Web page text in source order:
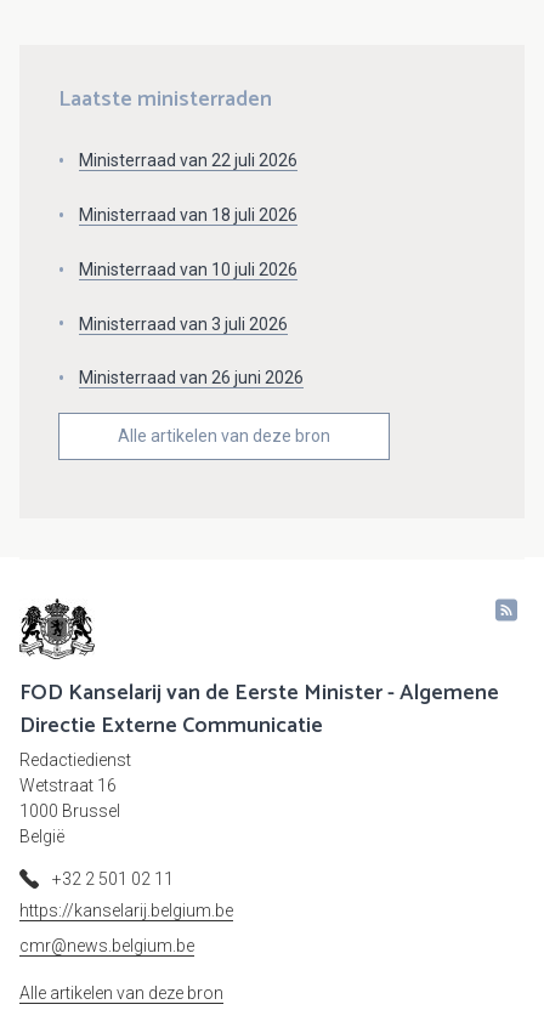
Laatste ministerraden
Ministerraad van 22 juli 2026
Ministerraad van 18 juli 2026
Ministerraad van 10 juli 2026
Ministerraad van 3 juli 2026
Ministerraad van 26 juni 2026
Alle artikelen van deze bron
FOD Kanselarij van de Eerste Minister - Algemene
Directie Externe Communicatie
Redactiedienst
Wetstraat 16
1000 Brussel
België
+32 2 501 02 11
https://kanselarij.belgium.be
cmr@news.belgium.be
Alle artikelen van deze bron